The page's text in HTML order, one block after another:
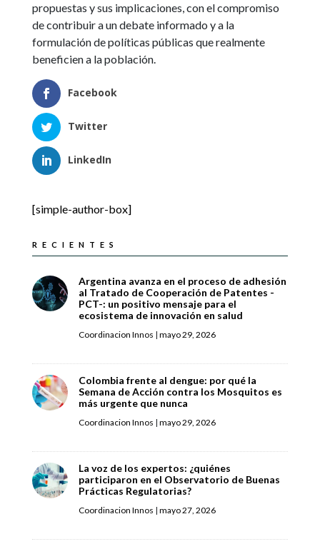
propuestas y sus implicaciones, con el compromiso
de contribuir a un debate informado y a la
formulación de políticas públicas que realmente
beneficien a la población.
Facebook
Twitter
LinkedIn
[simple-author-box]
RECIENTES
Argentina avanza en el proceso de adhesión
al Tratado de Cooperación de Patentes -
PCT-: un positivo mensaje para el
ecosistema de innovación en salud
Coordinacion Innos | mayo 29, 2026
Colombia frente al dengue: por qué la
Semana de Acción contra los Mosquitos es
más urgente que nunca
Coordinacion Innos | mayo 29, 2026
La voz de los expertos: ¿quiénes
participaron en el Observatorio de Buenas
Prácticas Regulatorias?
Coordinacion Innos | mayo 27, 2026